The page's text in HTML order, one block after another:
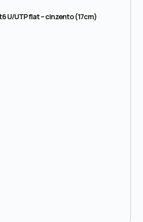
U/UTP flat – cinzento (17cm)